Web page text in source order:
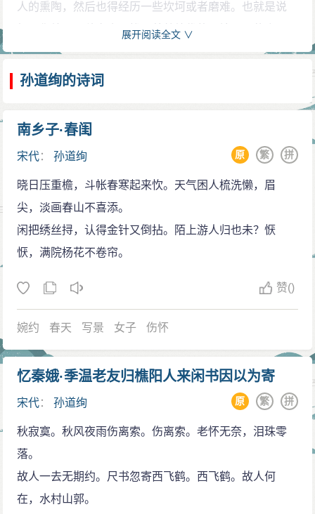
人的熏陶，然后也得经历一些坎坷或者磨难。也就是说
如果你处于一种衣食无忧，养尊处优的环境，即使会
写，也只是平平淡淡的，不会有什么好作品的。最后申
明一点就是天赋和后天的勤奋苦学。就像李清照，若非
日后又怎么会成为冠盖古今的第一才女呢？
是男士们的专利，闺阁中的女子也纷纷拿起了她们手中
的笔，实实在在地出现了许许多多的才女，只是这些写
词的女子，有写出名了的，也有平淡无奇的，有文史记
载下来有名有姓的，也有记录不全遗漏了不少默默无闻
的。所以说，虽然孙道绚只留下来了零星的史料供我们
女子一样，孝敬公婆，相夫教子。前半生有过美好的时
丈夫冷落或者说抛弃，红颜未先薄命，夫君却撒手而
美和风韵最为迷人，而孙道绚从此走上孤单寂寞的人生
旅途，一生再未嫁人。在世人的眼光里，她的确算得上
是个遵守妇道的贤妻良母，满腹的才华和女人独特的情
感全部倾注在儿子黄铢身上，以至儿子长大后也成为了
一位写得一手好词的文人。如他的一首《渔家傲》就读
展开阅读全文 ∨
孙道绚的诗词
南乡子·春闺
宋代：孙道绚 拼
繁
原
晓日压重檐，斗帐春寒起来忺。天气困人梳洗懒，眉
尖，淡画春山不喜添。
闲把绣丝挦，认得金针又倒拈。陌上游人归也未？恹
恹，满院杨花不卷帘。
赞()
婉约 春天 写景 女子 伤怀
忆秦娥·季温老友归樵阳人来闲书因以为寄
宋代：孙道绚 拼
繁
原
秋寂寞。秋风夜雨伤离索。伤离索。老怀无奈，泪珠零
落。
故人一去无期约。尺书忽寄西飞鹤。西飞鹤。故人何
在，水村山郭。